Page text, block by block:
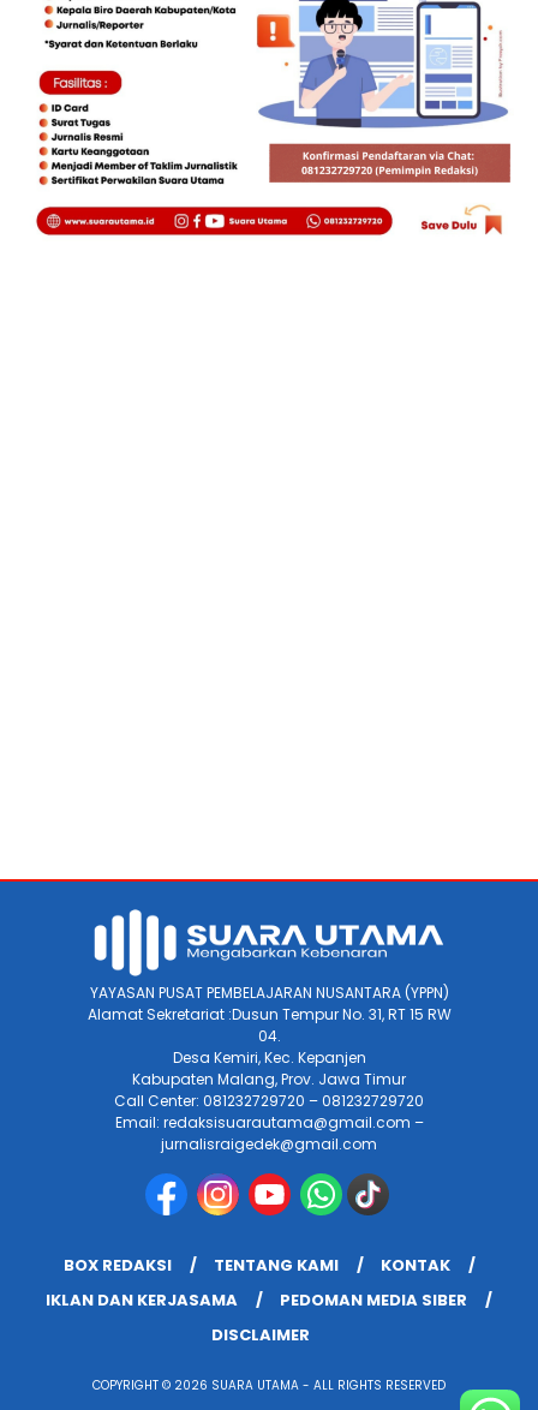
YAYASAN PUSAT PEMBELAJARAN NUSANTARA (YPPN)
Alamat Sekretariat :Dusun Tempur No. 31, RT 15 RW
04.
Desa Kemiri, Kec. Kepanjen
Kabupaten Malang, Prov. Jawa Timur
Call Center: 081232729720 – 081232729720
Email: redaksisuarautama@gmail.com –
jurnalisraigedek@gmail.com
BOX REDAKSI TENTANG KAMI
KONTAK
IKLAN DAN KERJASAMA
PEDOMAN MEDIA SIBER
DISCLAIMER
COPYRIGHT © 2026 SUARA UTAMA - ALL RIGHTS RESERVED